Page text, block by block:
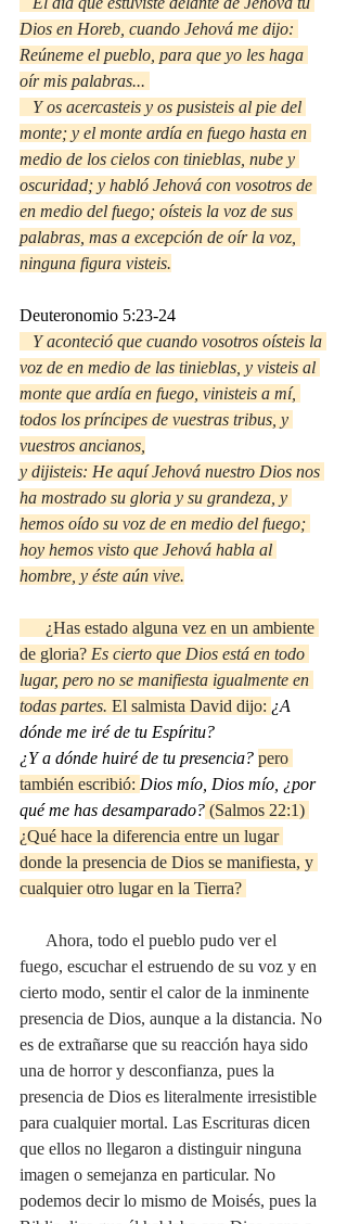
Dios en Horeb, cuando Jehová me dijo:
Reúneme el pueblo, para que yo les haga
oír mis palabras...
monte; y el monte ardía en fuego hasta en
medio de los cielos con tinieblas, nube y
oscuridad; y habló Jehová con vosotros de
en medio del fuego; oísteis la voz de sus
palabras, mas a excepción de oír la voz,
ninguna figura visteis.
Deuteronomio 5:23-24
voz de en medio de las tinieblas, y visteis al
monte que ardía en fuego, vinisteis a mí,
todos los príncipes de vuestras tribus, y
vuestros ancianos,
y dijisteis: He aquí Jehová nuestro Dios nos
ha mostrado su gloria y su grandeza, y
hemos oído su voz de en medio del fuego;
hoy hemos visto que Jehová habla al
hombre, y éste aún vive.
de gloria? Es cierto que Dios está en todo
lugar, pero no se manifiesta igualmente en
todas partes. El salmista David dijo: ¿A
dónde me iré de tu Espíritu?
¿Y a dónde huiré de tu presencia? pero
también escribió: Dios mío, Dios mío, ¿por
qué me has desamparado? (Salmos 22:1)
¿Qué hace la diferencia entre un lugar
donde la presencia de Dios se manifiesta, y
cualquier otro lugar en la Tierra?
fuego, escuchar el estruendo de su voz y en
cierto modo, sentir el calor de la inminente
presencia de Dios, aunque a la distancia. No
es de extrañarse que su reacción haya sido
una de horror y desconfianza, pues la
presencia de Dios es literalmente irresistible
para cualquier mortal. Las Escrituras dicen
que ellos no llegaron a distinguir ninguna
imagen o semejanza en particular. No
podemos decir lo mismo de Moisés, pues la